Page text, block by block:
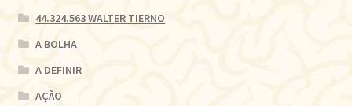
44.324.563 WALTER TIERNO
A BOLHA
A DEFINIR
AÇÃO